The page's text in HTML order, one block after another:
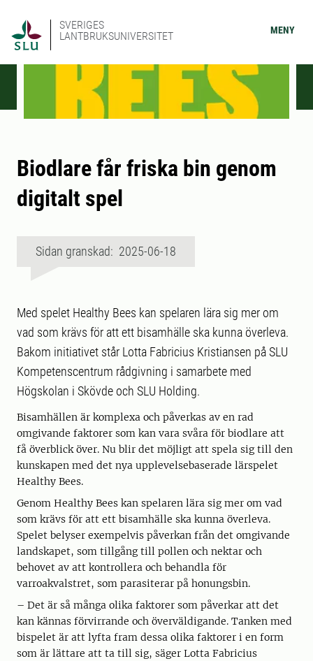
SVERIGES
LANTBRUKSUNIVERSITET
MENY
Biodlare får friska bin genom
digitalt spel
Sidan granskad: 2025-06-18
Med spelet Healthy Bees kan spelaren lära sig mer om
vad som krävs för att ett bisamhälle ska kunna överleva.
Bakom initiativet står Lotta Fabricius Kristiansen på SLU
Kompetenscentrum rådgivning i samarbete med
Högskolan i Skövde och SLU Holding.
Bisamhällen är komplexa och påverkas av en rad
omgivande faktorer som kan vara svåra för biodlare att
få överblick över. Nu blir det möjligt att spela sig till den
kunskapen med det nya upplevelsebaserade lärspelet
Healthy Bees.
Genom Healthy Bees kan spelaren lära sig mer om vad
som krävs för att ett bisamhälle ska kunna överleva.
Spelet belyser exempelvis påverkan från det omgivande
landskapet, som tillgång till pollen och nektar och
behovet av att kontrollera och behandla för
varroakvalstret, som parasiterar på honungsbin.
– Det är så många olika faktorer som påverkar att det
kan kännas förvirrande och överväldigande. Tanken med
bispelet är att lyfta fram dessa olika faktorer i en form
som är lättare att ta till sig, säger Lotta Fabricius